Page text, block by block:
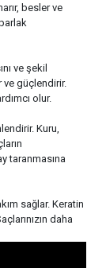
besler ve
ve şekil
ve güçlendirir.
olur.
Kuru,
taranmasına
sağlar. Keratin
daha